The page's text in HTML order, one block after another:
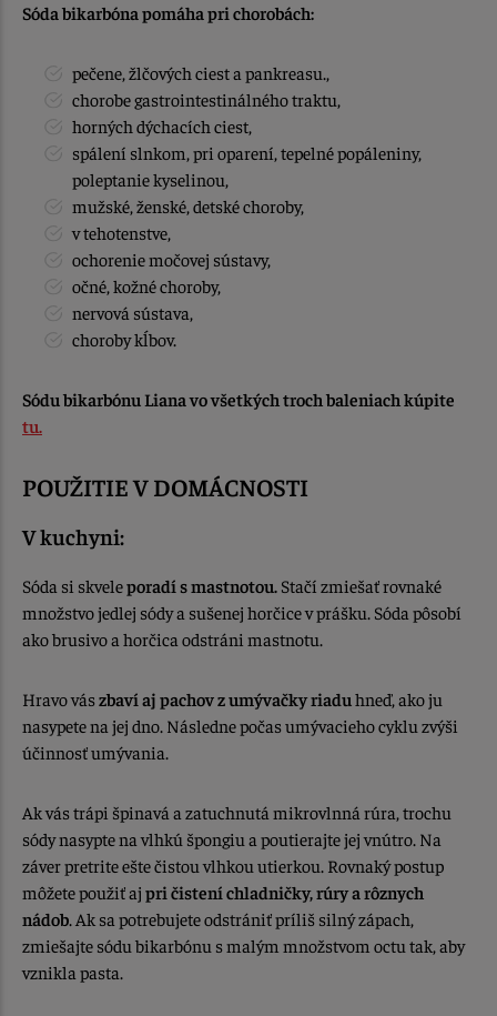
Sóda bikarbóna pomáha pri chorobách:
pečene, žlčových ciest a pankreasu.,
chorobe gastrointestinálného traktu,
horných dýchacích ciest,
spálení slnkom, pri oparení, tepelné popáleniny,
poleptanie kyselinou,
mužské, ženské, detské choroby,
v tehotenstve,
ochorenie močovej sústavy,
očné, kožné choroby,
nervová sústava,
choroby kĺbov.
Sódu bikarbónu Liana vo všetkých troch baleniach kúpite
tu.
POUŽITIE V DOMÁCNOSTI
V kuchyni:
Sóda si skveleporadí s mastnotou. Stačí zmiešať rovnaké
množstvo jedlej sódy a sušenej horčice v prášku. Sóda pôsobí
ako brusivo a horčica odstráni mastnotu.
Hravo vászbaví aj pachov z umývačky riaduhneď, ako ju
nasypete na jej dno. Následne počas umývacieho cyklu zvýši
účinnosť umývania.
Ak vás trápi špinavá a zatuchnutá mikrovlnná rúra, trochu
sódy nasypte na vlhkú špongiu a poutierajte jej vnútro. Na
záver pretrite ešte čistou vlhkou utierkou. Rovnaký postup
môžete použiť aj pri čistení chladničky, rúry a rôznych
nádob. Ak sa potrebujete odstrániť príliš silný zápach,
zmiešajte sódu bikarbónu s malým množstvom octu tak, aby
vznikla pasta.